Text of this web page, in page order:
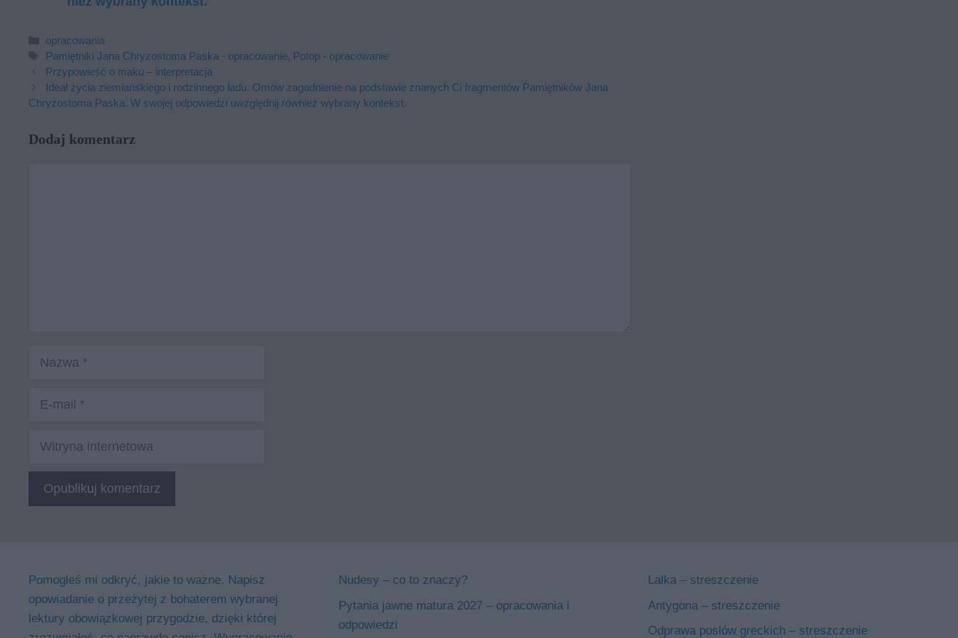
Kategorie
opracowania
Tagi
Pamiętniki Jana Chryzostoma Paska - opracowanie, Potop - opracowanie
Przypowieść o maku – interpretacja
Ide­ał ży­cia zie­miań­skie­go i ro­dzin­ne­go ładu. Omów za­gad­nie­nie na pod­sta­wie zna­nych Ci frag­men­tów Pa­mięt­ni­ków Jana
Chry­zo­sto­ma Pa­ska. W swo­jej od­po­wie­dzi uwzględ­nij rów­nież wy­bra­ny kon­tekst.
Dodaj komentarz
Nazwa
Witryna
Pomogłeś mi odkryć, jakie to ważne. Napisz
opowiadanie o przeżytej z bohaterem wybranej
lektury obowiązkowej przygodzie, dzięki której
Nudesy – co to znaczy?
Pytania jawne matura 2027 – opracowania i
odpowiedzi
Lalka – streszczenie
Antygona – streszczenie
Odprawa posłów greckich – streszczenie